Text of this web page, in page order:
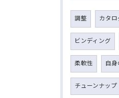
調整 カタロ
ビンディング
柔軟性 自
チューンナップ